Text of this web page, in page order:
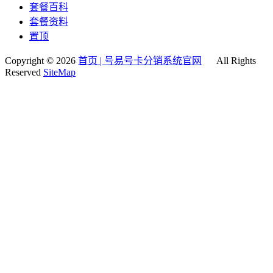
套餐百科
套餐资料
置顶
Copyright © 2026 首页 | 号易号卡分销系统官网
All Rights
Reserved SiteMap